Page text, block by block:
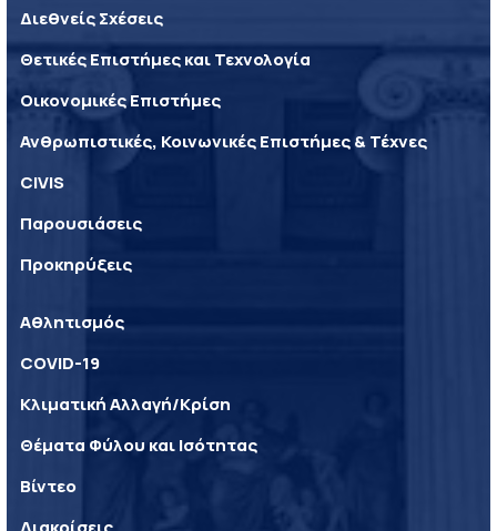
Διεθνείς Σχέσεις
Θετικές Επιστήμες και Τεχνολογία
Οικονομικές Επιστήμες
Ανθρωπιστικές, Κοινωνικές Επιστήμες & Τέχνες
CIVIS
Παρουσιάσεις
Προκηρύξεις
Αθλητισμός
COVID-19
Κλιματική Αλλαγή/Κρίση
Θέματα Φύλου και Ισότητας
Βίντεο